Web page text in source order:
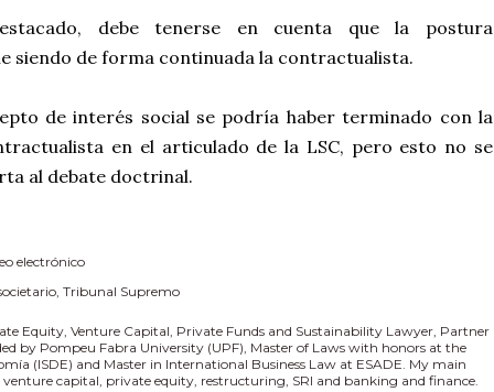
debe tenerse en cuenta que la postura
siendo de forma continuada la contractualista.
de interés social se podría haber terminado con la
en el articulado de la LSC, pero esto no se
al debate doctrinal.
electrónico
Tribunal Supremo
Equity, Venture Capital, Private Funds and Sustainability Lawyer, Partner
by Pompeu Fabra University (UPF), Master of Laws with honors at the
(ISDE) and Master in International Business Law at ESADE. My main
venture capital, private equity, restructuring, SRI and banking and finance.